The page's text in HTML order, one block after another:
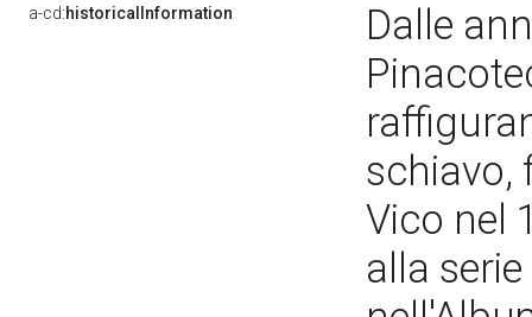
a-cd:historicalInformation
Dalle
schiavo,
Vico nel
alla